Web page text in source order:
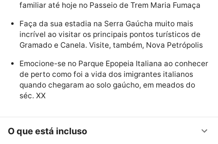
familiar até hoje no Passeio de Trem Maria Fumaça
Faça da sua estadia na Serra Gaúcha muito mais
incrível ao visitar os principais pontos turísticos de
Gramado e Canela. Visite, também, Nova Petrópolis
Emocione-se no Parque Epopeia Italiana ao conhecer
de perto como foi a vida dos imigrantes italianos
quando chegaram ao solo gaúcho, em meados do
séc. XX
O que está incluso